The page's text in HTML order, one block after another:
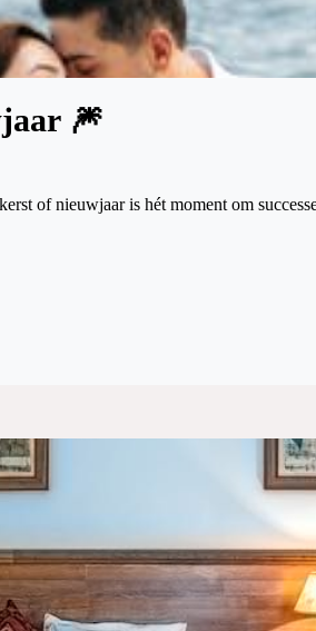
🎆
of nieuwjaar is hét moment om